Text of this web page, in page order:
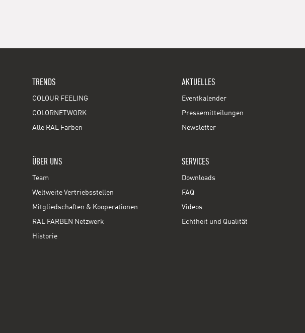
TRENDS
COLOUR FEELING
COLORNETWORK
Alle RAL Farben
ÜBER UNS
Team
Weltweite Vertriebsstellen
Mitgliedschaften & Kooperationen
RAL FARBEN Netzwerk
Historie
AKTUELLES
Eventkalender
Pressemitteilungen
Newsletter
SERVICES
Downloads
FAQ
Videos
Echtheit und Qualität